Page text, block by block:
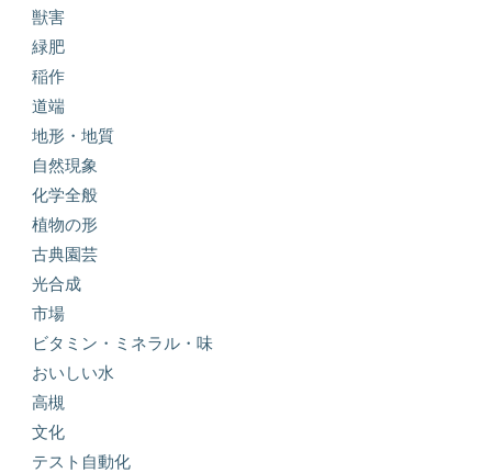
獣害
緑肥
稲作
道端
地形・地質
自然現象
化学全般
植物の形
古典園芸
光合成
市場
ビタミン・ミネラル・味
おいしい水
高槻
文化
テスト自動化